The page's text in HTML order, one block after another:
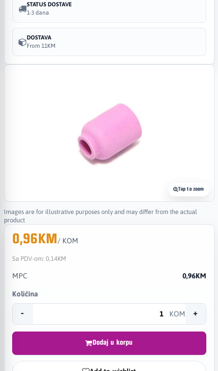
Tap to zoom
Images are for illustrative purposes only and may differ from the actual
product
STATUS DOSTAVE
1-3 dana
DOSTAVA
From 11KM
0,96KM/ KOM
Sa PDV-om: 0,14KM
MPC 0,96KM
Količina
- KOM +
Dodaj u korpu